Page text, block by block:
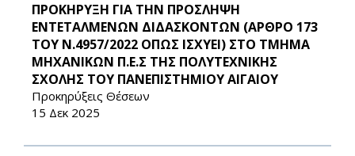
ΠΡΟΚΗΡΥΞΗ ΓΙΑ ΤΗΝ ΠΡΟΣΛΗΨΗ
ΕΝΤΕΤΑΛΜΕΝΩΝ ΔΙΔΑΣΚΟΝΤΩΝ (ΑΡΘΡΟ 173
ΤΟΥ Ν.4957/2022 ΟΠΩΣ ΙΣΧΥΕΙ) ΣΤΟ ΤΜΗΜΑ
ΜΗΧΑΝΙΚΩΝ Π.Ε.Σ ΤΗΣ ΠΟΛΥΤΕΧΝΙΚΗΣ
ΣΧΟΛΗΣ ΤΟΥ ΠΑΝΕΠΙΣΤΗΜΙΟΥ ΑΙΓΑΙΟΥ
Προκηρύξεις Θέσεων
15 Δεκ 2025